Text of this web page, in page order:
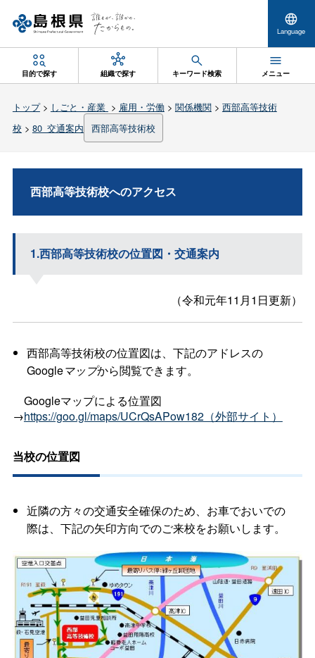
Language
目的で探す 組織で探す キーワード検索 メニュー
トップ> しごと・産業 > 雇用・労働 > 関係機関> 西部高等技術
校 > 80_交通案内 西部高等技術校
西部高等技術校へのアクセス
1.西部高等技術校の位置図・交通案内
（令和元年11月1日更新）
西部高等技術校の位置図は、下記のアドレスの
Googleマップから閲覧できます。
Googleマップによる位置図
→https://goo.gl/maps/UCrQsAPow182（外部サイト）
当校の位置図
近隣の方々の交通安全確保のため、お車でおいでの
際は、下記の矢印方向でのご来校をお願いします。